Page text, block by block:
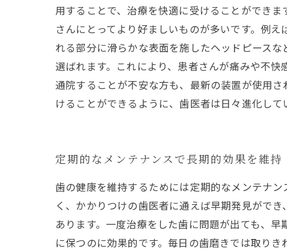
用することで、治療を快適に受けることができ
さんにとってより好ましいものが多いです。例
れる部分に滑らかな表面を施したヘッドピース
選ばれます。これにより、患者さんが痛みや不
通院することが不安な方も、最新の装置が使用
けることができるように、歯医者は日々進化して
定期的なメンテナンスで長期的効果を維持
歯の健康を維持するためには定期的なメンテナ
く、かかりつけの歯医者に通えば早期発見がで
あります。一度治療をした歯に問題が出ても、
に保つのに効果的です。毎日の歯磨きでは取り